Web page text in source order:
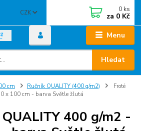
Menu
CZK
Hledat
0 ks
za 0 Kč
cm Ručník QUALITY (400 g/m2)
Froté
x 100 cm - barva Světle žlutá
400 g/m2 -